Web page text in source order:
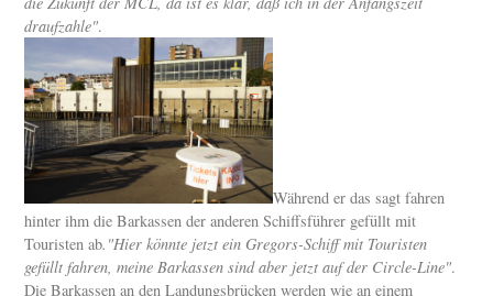
draufzahle".
Während er das sagt fahren
hinter ihm die Barkassen der anderen Schiffsführer gefüllt mit
Touristen ab."Hier könnte jetzt ein Gregors-Schiff mit Touristen
gefüllt fahren, meine Barkassen sind aber jetzt auf der Circle-Line".
Die Barkassen an den Landungsbrücken werden wie an einem